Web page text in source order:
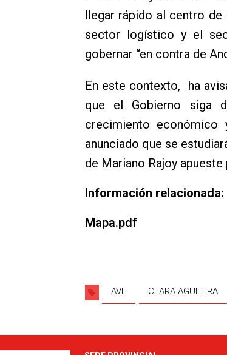
llegar rápido al centro
sector logístico y el
gobernar “en contra de
En este contexto, ha
que el Gobierno siga
crecimiento
anunciado que se
de Mariano Rajoy
Información relacionada:
Mapa.pdf
AVE CLARA AGUILERA